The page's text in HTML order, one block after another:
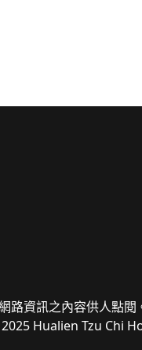
路資訊之內容供人點
Hualien Tzu Chi